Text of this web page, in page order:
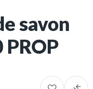
savon
PROP